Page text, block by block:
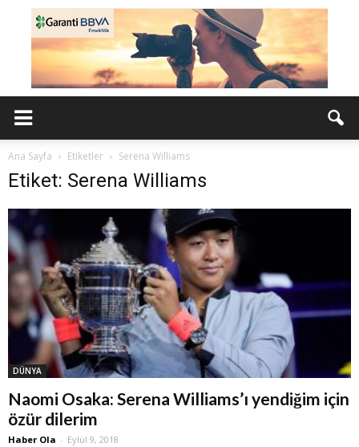
Ana Sayfa Etiketler Serena Williams
Etiket: Serena Williams
DÜNYA
Naomi Osaka: Serena Williams’ı yendiğim için
özür dilerim
Haber Ola - Eylül 9, 2018